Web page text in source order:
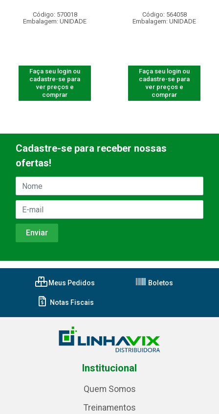
Código: 570018
Embalagem: UNIDADE
Faça seu login ou
cadastre-se para
ver preços e
comprar
Código: 564058
Embalagem: UNIDADE
Faça seu login ou
cadastre-se para
ver preços e
comprar
Cadastre-se para receber nossas
ofertas!
Meus Pedidos Boletos
Notas Fiscais
Institucional
Quem Somos
Treinamentos